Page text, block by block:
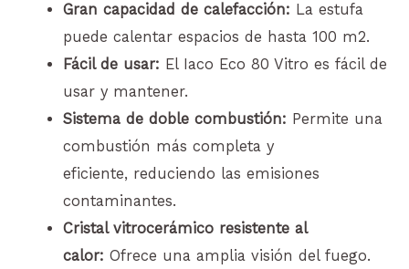
Gran capacidad de calefacción: La estufa
puede calentar espacios de hasta 100 m2.
Fácil de usar: El Iaco Eco 80 Vitro es fácil de
usar y mantener.
Sistema de doble combustión: Permite una
combustión más completa y
eficiente, reduciendo las emisiones
contaminantes.
Cristal vitrocerámico resistente al
calor: Ofrece una amplia visión del fuego.